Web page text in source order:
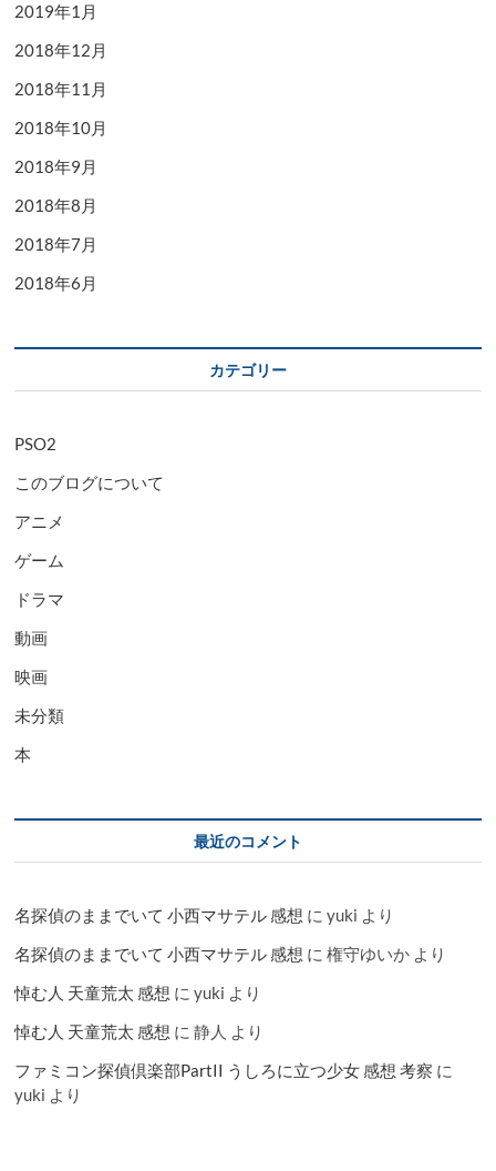
2019年1月
2018年12月
2018年11月
2018年10月
2018年9月
2018年8月
2018年7月
2018年6月
カテゴリー
PSO2
このブログについて
アニメ
ゲーム
ドラマ
動画
映画
未分類
本
最近のコメント
名探偵のままでいて 小西マサテル 感想 にyuki より
名探偵のままでいて 小西マサテル 感想 に権守ゆいか より
悼む人 天童荒太 感想 にyuki より
悼む人 天童荒太 感想 に静人 より
ファミコン探偵倶楽部PartII うしろに立つ少女 感想 考察 に
yuki より